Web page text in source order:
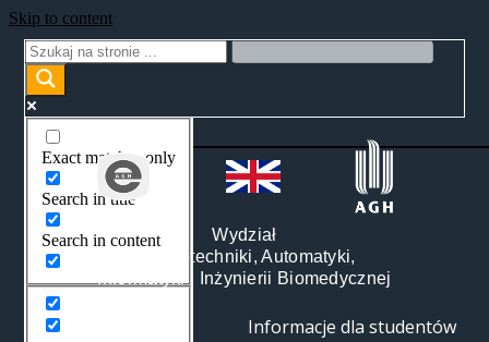
Skip to content
Exact matches only
Search in title
Search in content
Wydział
Elektrotechniki, Automatyki,
Informatyki i Inżynierii Biomedycznej
Informacje dla studentów